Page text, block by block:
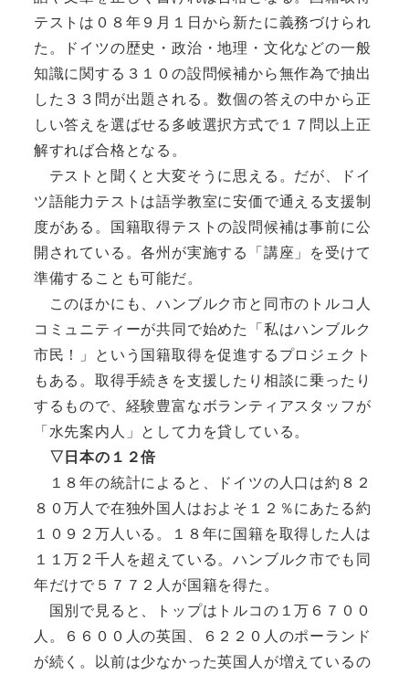
テストは０８年９月１日から新たに義務づけられ
た。ドイツの歴史・政治・地理・文化などの一般
知識に関する３１０の設問候補から無作為で抽出
した３３問が出題される。数個の答えの中から正
しい答えを選ばせる多岐選択方式で１７問以上正
解すれば合格となる。
テストと聞くと大変そうに思える。だが、ドイ
ツ語能力テストは語学教室に安価で通える支援制
度がある。国籍取得テストの設問候補は事前に公
開されている。各州が実施する「講座」を受けて
準備することも可能だ。
このほかにも、ハンブルク市と同市のトルコ人
コミュニティーが共同で始めた「私はハンブルク
市民！」という国籍取得を促進するプロジェクト
もある。取得手続きを支援したり相談に乗ったり
するもので、経験豊富なボランティアスタッフが
「水先案内人」として力を貸している。
▽日本の１２倍
１８年の統計によると、ドイツの人口は約８２
８０万人で在独外国人はおよそ１２％にあたる約
１０９２万人いる。１８年に国籍を取得した人は
１１万２千人を超えている。ハンブルク市でも同
年だけで５７７２人が国籍を得た。
国別で見ると、トップはトルコの１万６７００
人。６６００人の英国、６２２０人のポーランド
が続く。以前は少なかった英国人が増えているの